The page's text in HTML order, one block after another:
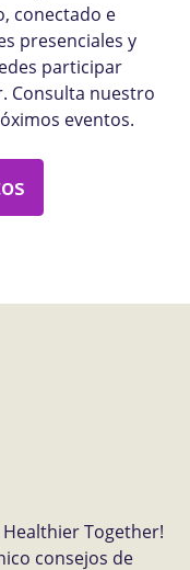
conectado e
presenciales y
participar
Consulta nuestro
eventos.
Together!
consejos de